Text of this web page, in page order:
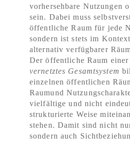
vorhersehbare Nutzungen
sein. Dabei muss
öffentliche Raum für jede
sondern ist stets im
alternativ verfügbarer
Der öffentliche Raum einer
vernetztes Gesamtsystem
einzelnen öffentlichen
Raumund
vielfältige und nicht
strukturierte Weise
stehen. Damit sind nicht
sondern auch